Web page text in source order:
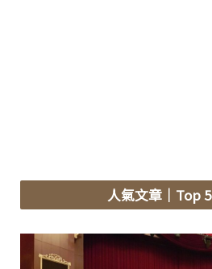
人氣文章 ｜Top 5